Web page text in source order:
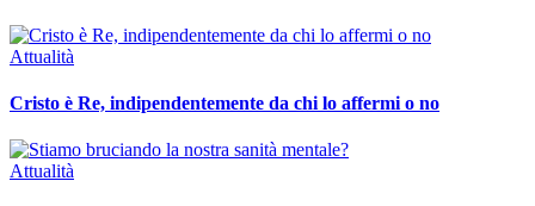
Attualità
Cristo è Re, indipendentemente da chi lo affermi o no
Attualità